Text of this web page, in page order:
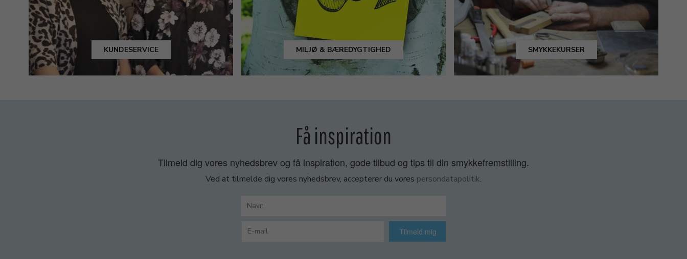
KUNDESERVICE MILJØ & BÆREDYGTIGHED SMYKKEKURSER
Få inspiration
Tilmeld dig vores nyhedsbrev og få inspiration, gode tilbud og tips til din smykkefremstilling.
Ved at tilmelde dig vores nyhedsbrev, accepterer du vores persondatapolitik.
Tilmeld mig